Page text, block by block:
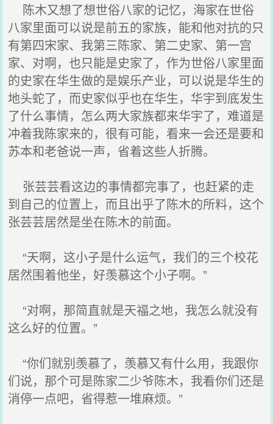
陈木又想了想世俗八家的记忆，海家在世俗
八家里面可以说是前五的家族，能和他对抗的只
有第四宋家、我第三陈家、第二史家、第一宫
家、对啊，也只能是史家了，作为世俗八家里面
的史家在华生做的是娱乐产业，可以说是华生的
地头蛇了，而史家似乎也在华生，华宇到底发生
了什么事情，怎么两大家族都来华宇了，难道是
冲着我陈家来的，很有可能，看来一会还是要和
苏本和老爸说一声，省着这些人折腾。
张芸芸看这边的事情都完事了，也赶紧的走
到自己的位置上，而且出乎了陈木的所料，这个
张芸芸居然是坐在陈木的前面。
“天啊，这小子是什么运气，我们的三个校花
居然围着他坐，好羡慕这个小子啊。”
“对啊，那简直就是天福之地，我怎么就没有
这么好的位置。”
“你们就别羡慕了，羡慕又有什么用，我跟你
们说，那个可是陈家二少爷陈木，我看你们还是
消停一点吧，省得惹一堆麻烦。”